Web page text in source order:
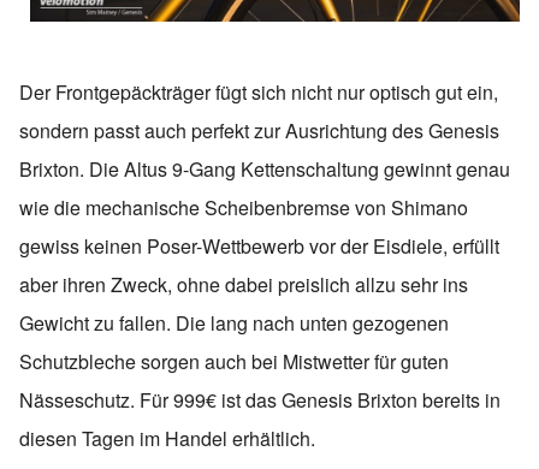
Der Frontgepäckträger fügt sich nicht nur optisch gut ein,
sondern passt auch perfekt zur Ausrichtung des Genesis
Brixton. Die Altus 9-Gang Kettenschaltung gewinnt genau
wie die mechanische Scheibenbremse von Shimano
gewiss keinen Poser-Wettbewerb vor der Eisdiele, erfüllt
aber ihren Zweck, ohne dabei preislich allzu sehr ins
Gewicht zu fallen. Die lang nach unten gezogenen
Schutzbleche sorgen auch bei Mistwetter für guten
Nässeschutz. Für 999€ ist das Genesis Brixton bereits in
diesen Tagen im Handel erhältlich.